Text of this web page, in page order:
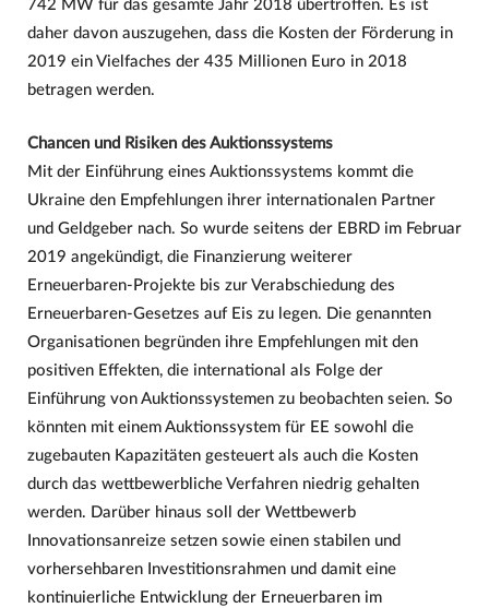
742 MW für das gesamte Jahr 2018 übertroffen. Es ist
daher davon auszugehen, dass die Kosten der Förderung in
2019 ein Vielfaches der 435 Millionen Euro in 2018
betragen werden.
Chancen und Risiken des Auktionssystems
Mit der Einführung eines Auktionssystems kommt die
Ukraine den Empfehlungen ihrer internationalen Partner
und Geldgeber nach. So wurde seitens der EBRD im Februar
2019 angekündigt, die Finanzierung weiterer
Erneuerbaren-Projekte bis zur Verabschiedung des
Erneuerbaren-Gesetzes auf Eis zu legen. Die genannten
Organisationen begründen ihre Empfehlungen mit den
positiven Effekten, die international als Folge der
Einführung von Auktionssystemen zu beobachten seien. So
könnten mit einem Auktionssystem für EE sowohl die
zugebauten Kapazitäten gesteuert als auch die Kosten
durch das wettbewerbliche Verfahren niedrig gehalten
werden. Darüber hinaus soll der Wettbewerb
Innovationsanreize setzen sowie einen stabilen und
vorhersehbaren Investitionsrahmen und damit eine
kontinuierliche Entwicklung der Erneuerbaren im